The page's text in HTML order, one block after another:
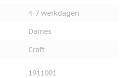
4-7 werkdagen
Dames
Craft
1911001